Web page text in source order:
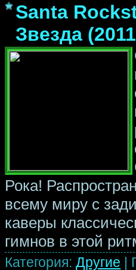
Santa
Звезда
Рока!
всему миру с
каверы
гимнов в этой
Категория: Другие |